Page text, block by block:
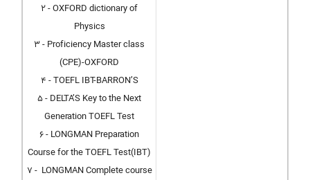
2 - OXFORD dictionary of
Physics
3 - Proficiency Master class
(CPE)-OXFORD
4 - TOEFL IBT-BARRON’S
5 - DELTA’S Key to the Next
Generation TOEFL Test
6 - LONGMAN Preparation
Course for the TOEFL Test(IBT)
7 - LONGMAN Complete course